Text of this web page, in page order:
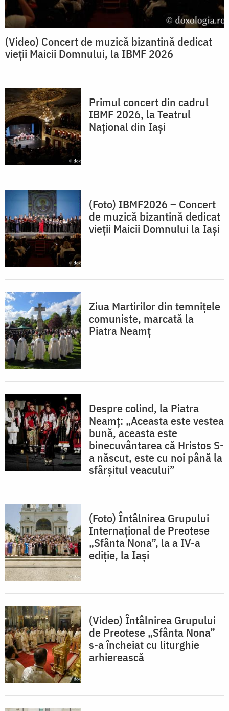
(Video) Concert de muzică bizantină dedicat
vieții Maicii Domnului, la IBMF 2026
Primul concert din cadrul
IBMF 2026, la Teatrul
Național din Iași
(Foto) IBMF2026 – Concert
de muzică bizantină dedicat
vieții Maicii Domnului la Iași
Ziua Martirilor din temnițele
comuniste, marcată la
Piatra Neamț
Despre colind, la Piatra
Neamț: „Aceasta este vestea
bună, aceasta este
binecuvântarea că Hristos S-
a născut, este cu noi până la
sfârșitul veacului”
(Foto) Întâlnirea Grupului
Internațional de Preotese
„Sfânta Nona”, la a IV-a
ediție, la Iași
(Video) Întâlnirea Grupului
de Preotese „Sfânta Nona”
s-a încheiat cu liturghie
arhierească